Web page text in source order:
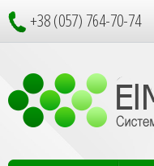
+38 (057) 764-70-74